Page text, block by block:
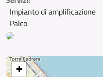
Impianto di amplificazione
Palco
+